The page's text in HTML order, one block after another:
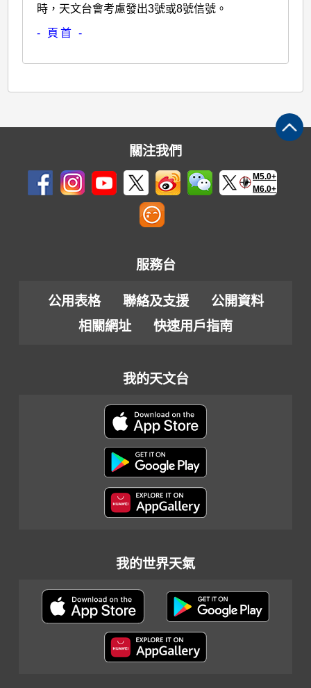
時，天文台會考慮發出3號或8號信號。
- 頁首 -
關注我們
M5.0+
M6.0+
服務台
公用表格 聯絡及支援
公開資料
相關網址
快速用戶指南
我的天文台
我的世界天氣